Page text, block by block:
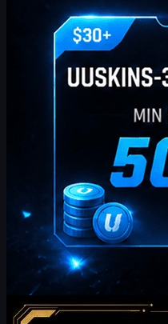
tarafından
William Miller
Counter-Strike 2Mayıs 20, 2026